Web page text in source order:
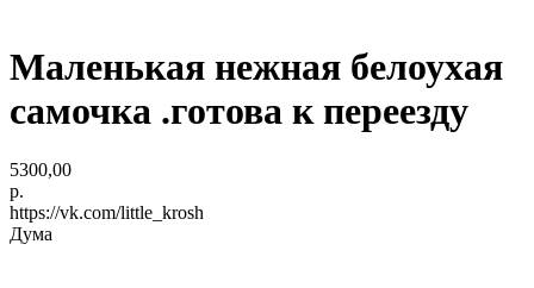
Маленькая нежная белоухая
самочка .готова к переезду
5300,00
р.
https://vk.com/little_krosh
Дума